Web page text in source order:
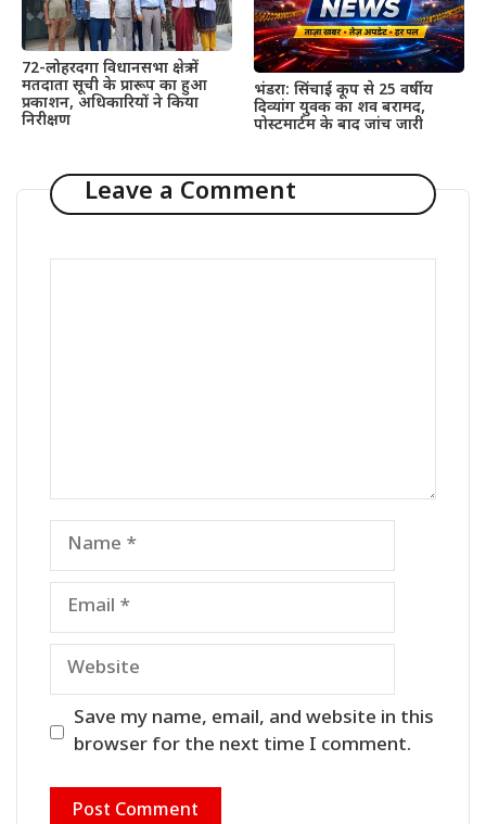
72-लोहरदगा विधानसभा क्षेत्र में
मतदाता सूची के प्रारूप का हुआ
प्रकाशन, अधिकारियों ने किया
निरीक्षण
भंडरा: सिंचाई कूप से 25 वर्षीय
दिव्यांग युवक का शव बरामद,
पोस्टमार्टम के बाद जांच जारी
Leave a Comment
Name
Email
Website
Save my name, email, and website in this
browser for the next time I comment.